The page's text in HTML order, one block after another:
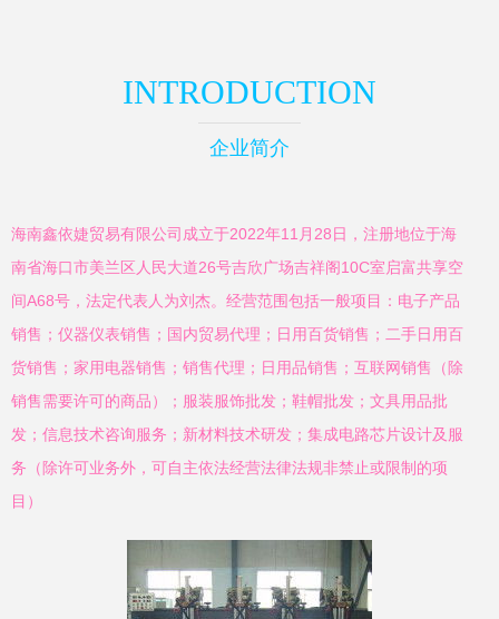
INTRODUCTION
企业简介
海南鑫依婕贸易有限公司成立于2022年11月28日，注册地位于海
南省海口市美兰区人民大道26号吉欣广场吉祥阁10C室启富共享空
间A68号，法定代表人为刘杰。经营范围包括一般项目：电子产品
销售；仪器仪表销售；国内贸易代理；日用百货销售；二手日用百
货销售；家用电器销售；销售代理；日用品销售；互联网销售（除
销售需要许可的商品）；服装服饰批发；鞋帽批发；文具用品批
发；信息技术咨询服务；新材料技术研发；集成电路芯片设计及服
务（除许可业务外，可自主依法经营法律法规非禁止或限制的项
目）